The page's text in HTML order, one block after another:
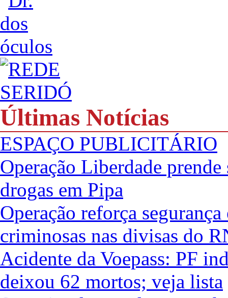
Últimas Notícias
ESPAÇO PUBLICITÁRIO
Operação Liberdade
drogas em Pipa
Operação reforça
criminosas nas divisas do
Acidente da Voepass: PF
deixou 62 mortos; veja lista